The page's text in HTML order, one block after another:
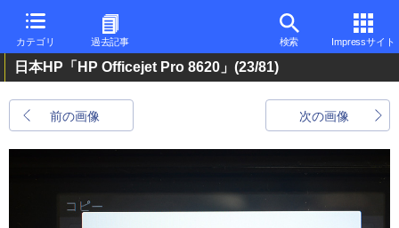
カテゴリ 過去記事 検索 Impressサイト
日本HP「HP Officejet Pro 8620」 (23/81)
前の画像 次の画像